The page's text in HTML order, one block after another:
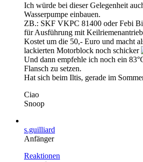
Ich würde bei dieser Gelegenheit
Wasserpumpe einbauen.
ZB.: SKF VKPC 81400 oder Febi
für Ausführung mit
Kostet um die 50,- Euro und macht
lackierten Motorblock noch schicker
Und dann empfehle ich noch ein
Flansch zu setzen.
Hat sich beim Iltis, gerade im
Ciao
Snoop
s.guilliard
Anfänger
Reaktionen